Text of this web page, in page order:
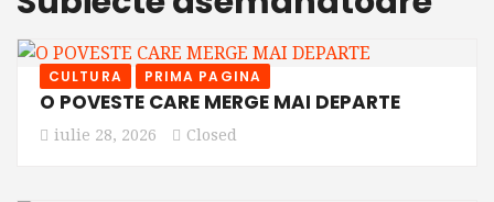
CULTURA PRIMA PAGINA
O POVESTE CARE MERGE MAI DEPARTE
iulie 28, 2026 Closed